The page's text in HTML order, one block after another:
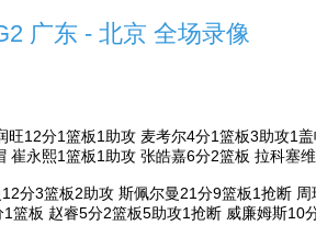
广东 - 北京 全场录像
12分1篮板1助攻 麦考尔4分1篮板3助攻1
永熙1篮板1助攻 张皓嘉6分2篮板 拉科塞
分3篮板2助攻 斯佩尔曼21分9篮板1抢断
篮板 赵睿5分2篮板5助攻1抢断 威廉姆斯10